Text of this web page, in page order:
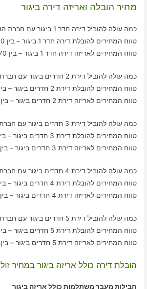
מחיר הובלה ואריזה דירה ביגור
כמה עולה להוביל דירה חדר 1 ביגור עם חברת הובלה כולל אריזה?
טווח המחירים להובלת דירה חדר 1 ביגור – בין 380-790 ש"ח
טווח המחירים לאריזה דירה חדר 1 ביגור – בין 290-570 ש"ח
כמה עולה להוביל דירת 2 חדרים ביגור עם חברת הובלה כולל אריזה?
טווח המחירים להובלת דירת 2 חדרים ביגור – בין 790-1060 ש"ח
טווח המחירים לאריזה דירת 2 חדרים ביגור – בין 570-1060 ש"ח
כמה עולה להוביל דירת 3 חדרים ביגור עם חברת הובלה כולל אריזה?
טווח המחירים להובלת דירת 3 חדרים ביגור – בין 1040-1940 ש"ח
טווח המחירים לאריזה דירת 3 חדרים ביגור – בין 1290-3350 ש"ח
כמה עולה להוביל דירת 4 חדרים ביגור עם חברת הובלה כולל אריזה?
טווח המחירים להובלת דירת 4 חדרים ביגור – בין 2010-3090 ש"ח
טווח המחירים לאריזה דירת 4 חדרים ביגור – בין 2410-2070 ש"ח
כמה עולה להוביל דירת 5 חדרים ביגור עם חברת הובלה כולל אריזה?
טווח המחירים להובלת דירת 5 חדרים ביגור – בין 3030-4020 ש"ח
טווח המחירים לאריזה דירת 5 חדרים ביגור – בין 2060-2940 ש"ח
הובלת דירה כולל אריזה ביגור במחיר זול
חבילות מעבר משתלמות כולל אריזה ביגור